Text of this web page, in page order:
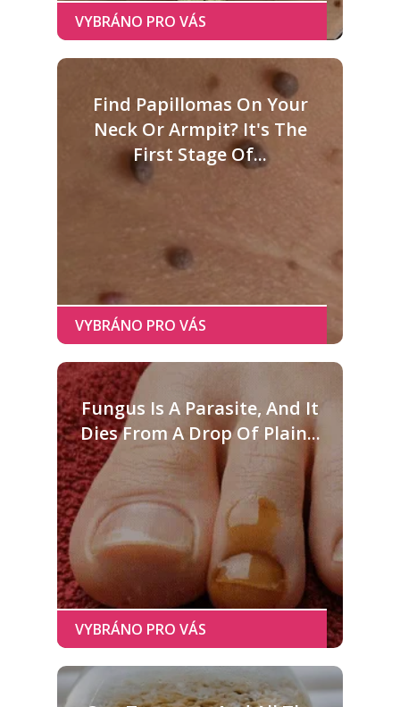
Find Papillomas On Your
Neck Or Armpit? It's The
First Stage Of...
Fungus Is A Parasite, And It
Dies From A Drop Of Plain...